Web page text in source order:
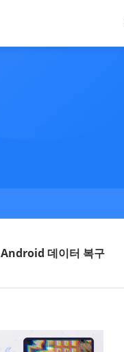
Android 데이터 복구